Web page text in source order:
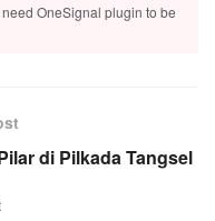
OneSignal plugin to be
di Pilkada Tangsel